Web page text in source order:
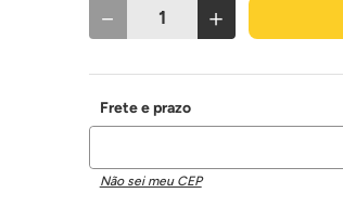
＋
－
Não sei meu CEP